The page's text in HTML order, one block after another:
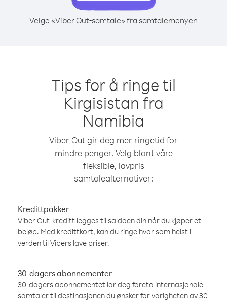
Velge «Viber Out-samtale» fra samtalemenyen
Tips for å ringe til
Kirgisistan fra
Namibia
Viber Out gir deg mer ringetid for
mindre penger. Velg blant våre
fleksible, lavpris
samtalealternativer:
Kredittpakker
Viber Out-kreditt legges til saldoen din når du kjøper et
beløp. Med kredittkort, kan du ringe hvor som helst i
verden til Vibers lave priser.
30-dagers abonnementer
30-dagers abonnementet lar deg foreta internasjonale
samtaler til destinasjonen du ønsker for varigheten av 30